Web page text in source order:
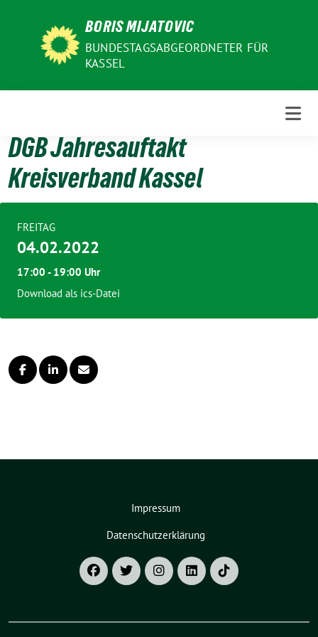
BORIS MIJATOVIC
BUNDESTAGSABGEORDNETER FÜR
KASSEL
DGB Jahresauftakt
Kreisverband Kassel
FREITAG
04.02.2022
17:00 - 19:00 Uhr
Download als ics-Datei
Impressum
Datenschutzerklärung